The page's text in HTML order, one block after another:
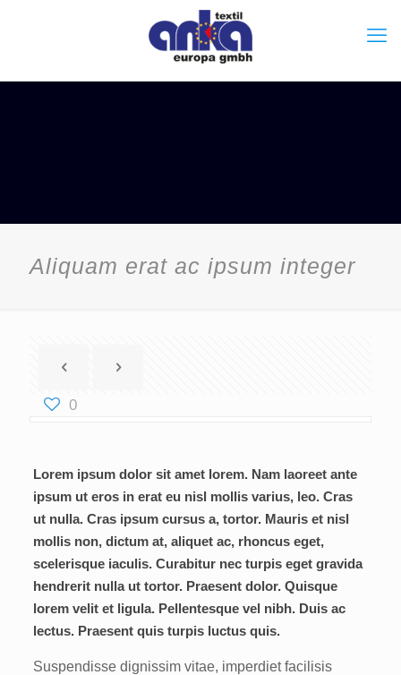
Aliquam erat ac ipsum integer
0
Lorem ipsum dolor sit amet lorem. Nam laoreet ante
ipsum ut eros in erat eu nisl mollis varius, leo. Cras
ut nulla. Cras ipsum cursus a, tortor. Mauris et nisl
mollis non, dictum at, aliquet ac, rhoncus eget,
scelerisque iaculis. Curabitur nec turpis eget gravida
hendrerit nulla ut tortor. Praesent dolor. Quisque
lorem velit et ligula. Pellentesque vel nibh. Duis ac
lectus. Praesent quis turpis luctus quis.
Suspendisse dignissim vitae, imperdiet facilisis